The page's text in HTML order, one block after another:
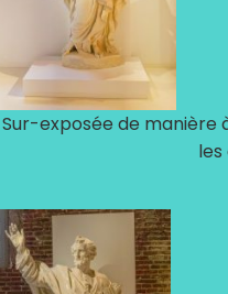
Sur-exposée de manière